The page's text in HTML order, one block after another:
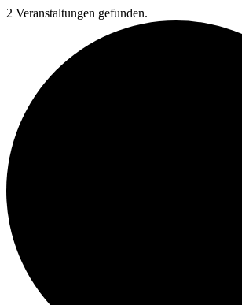
2 Veranstaltungen gefunden.